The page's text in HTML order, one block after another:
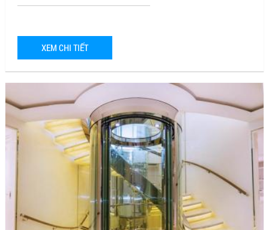
XEM CHI TIẾT